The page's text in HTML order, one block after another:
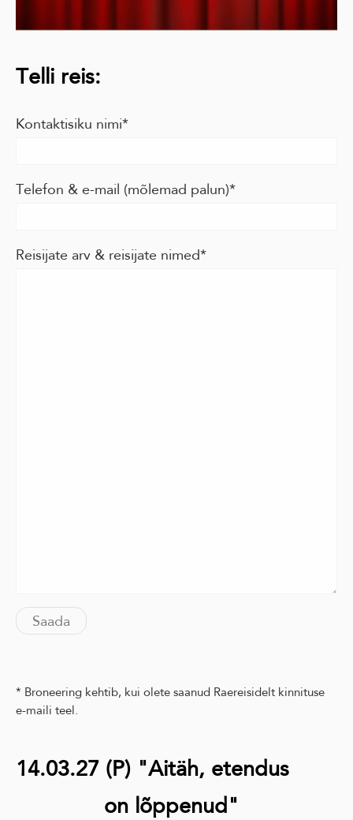
Telli reis:
Kontaktisiku nimi
Telefon & e-mail (mõlemad palun)
Reisijate arv & reisijate nimed
* Broneering kehtib, kui olete saanud Raereisidelt kinnituse
e-maili teel.
14.03.27 (P) "Aitäh, etendus
on lõppenud"